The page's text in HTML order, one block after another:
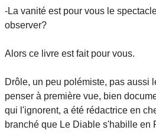
-La vanité est pour vous le
observer?
Alors ce livre est fait pour vous.
Drôle, un peu polémiste, pas aussi
penser à première vue, bien
qui l'ignorent, a été rédactrice en
branché que Le Diable s'habille en